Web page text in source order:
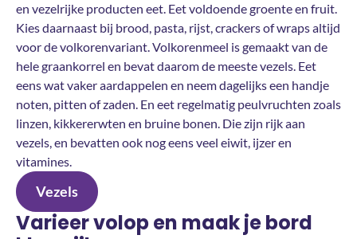
en vezelrijke producten eet. Eet voldoende groente en fruit.
Kies daarnaast bij brood, pasta, rijst, crackers of wraps altijd
voor de volkorenvariant. Volkorenmeel is gemaakt van de
hele graankorrel en bevat daarom de meeste vezels. Eet
eens wat vaker aardappelen en neem dagelijks een handje
noten, pitten of zaden. En eet regelmatig peulvruchten zoals
linzen, kikkererwten en bruine bonen. Die zijn rijk aan
vezels, en bevatten ook nog eens veel eiwit, ijzer en
vitamines.
Vezels
Varieer volop en maak je bord